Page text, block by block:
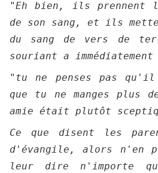
"Eh bien, ils prennent
de son sang, et ils
du sang de vers de
souriant a
"tu ne penses pas
que tu ne manges plus
amie était plutôt
Ce que disent les
d'évangile, alors n'en
leur dire n'importe